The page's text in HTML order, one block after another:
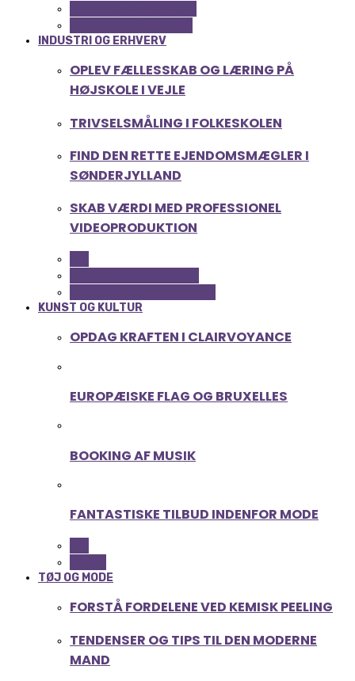
INDUSTRI OG ERHVERV
OPLEV FÆLLESSKAB OG LÆRING PÅ
HØJSKOLE I VEJLE
TRIVSELSMÅLING I FOLKESKOLEN
FIND DEN RETTE EJENDOMSMÆGLER I
SØNDERJYLLAND
SKAB VÆRDI MED PROFESSIONEL
VIDEOPRODUKTION
KUNST OG KULTUR
OPDAG KRAFTEN I CLAIRVOYANCE
EUROPÆISKE FLAG OG BRUXELLES
BOOKING AF MUSIK
FANTASTISKE TILBUD INDENFOR MODE
TØJ OG MODE
FORSTÅ FORDELENE VED KEMISK PEELING
TENDENSER OG TIPS TIL DEN MODERNE
MAND